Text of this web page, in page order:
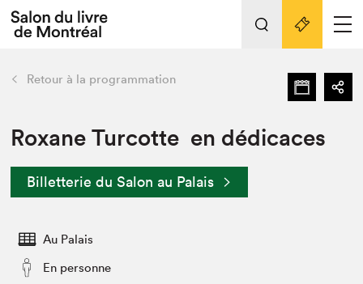
L'événement
Préparer sa visite au Salon
Actualités
SLM PRO
retour Nos activités
Préparer sa visite
Salon dans la ville et en ligne
Liens pratiques
Retour à la programmation
Roxane Turcotte en dédicaces
Billetterie du Salon au Palais
Au Palais
En personne